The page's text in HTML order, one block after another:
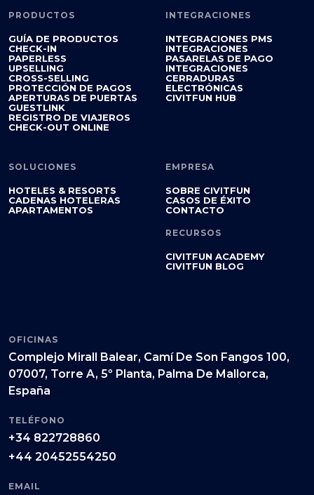
PRODUCTOS
GUÍA DE PRODUCTOS
CHECK-IN
PAPERLESS
UPSELLING
CROSS-SELLING
PROTECCIÓN DE PAGOS
APERTURAS DE PUERTAS
GUESTLINK
REGISTRO DE VIAJEROS
CHECK-OUT ONLINE
INTEGRACIONES
INTEGRACIONES PMS
INTEGRACIONES
PASARELAS DE PAGO
INTEGRACIONES
CERRADURAS
ELECTRÓNICAS
CIVITFUN HUB
SOLUCIONES
HOTELES & RESORTS
CADENAS HOTELERAS
APARTAMENTOS
EMPRESA
SOBRE CIVITFUN
CASOS DE ÉXITO
CONTACTO
RECURSOS
CIVITFUN ACADEMY
CIVITFUN BLOG
OFICINAS
Complejo Mirall Balear, Camí De Son Fangos 100,
07007, Torre A, 5º Planta, Palma De Mallorca,
España
TELÉFONO
+34 822728860
+44 20452554250
EMAIL